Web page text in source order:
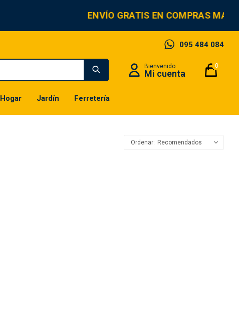
ENVÍO GRATIS EN COMPRAS
Hogar Jardín Ferretería
0
095 484 084
Recomendados